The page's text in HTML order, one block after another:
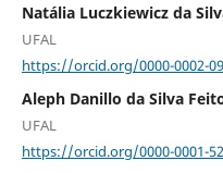
Natália Luczkiewicz da
UFAL
https://orcid.org/0000-0002-
Aleph Danillo da Silva
UFAL
https://orcid.org/0000-0001-